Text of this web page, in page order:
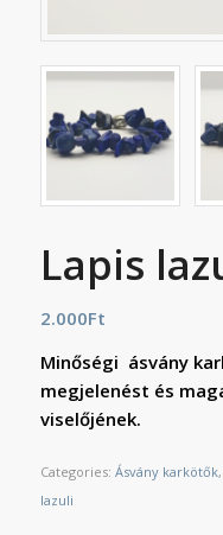
Lapis
2.000Ft
Minőségi ásvány
megjelenést és
viselőjének.
Categories: Ásvány karkötők,
lazuli